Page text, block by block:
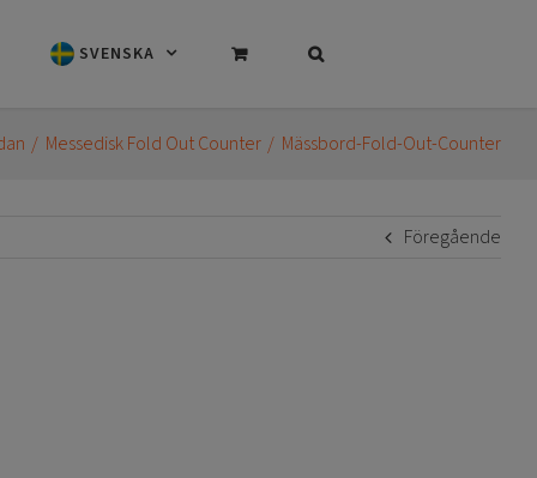
SVENSKA
Messedisk Fold Out Counter Mässbord-Fold-Out-Counter
Föregående